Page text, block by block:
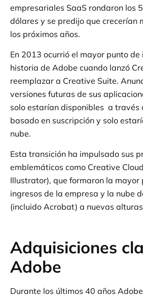
empresariales SaaS rondaron los
dólares y se predijo que crecerían
los próximos años.
En 2013 ocurrió el mayor punto de
historia de Adobe cuando lanzó
reemplazar a Creative Suite.
versiones futuras de sus
solo estarían disponibles a través
basado en suscripción y solo
nube.
Esta transición ha impulsado sus
emblemáticos como Creative
Illustrator), que formaron la mayor
ingresos de la empresa y la nube
(incluido Acrobat) a nuevas
Adquisiciones
Adobe
Durante los últimos 40 años